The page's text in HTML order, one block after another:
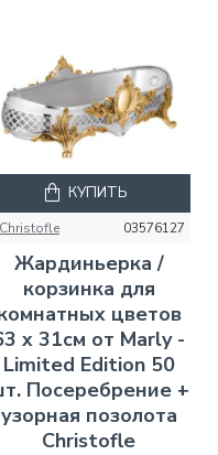
Christofle 03576127
Жардиньерка /
корзинка для
цветов
x 31см от Marly -
Limited Edition 50
Посеребрение +
узорная позолота
Christofle
КУПИТЬ